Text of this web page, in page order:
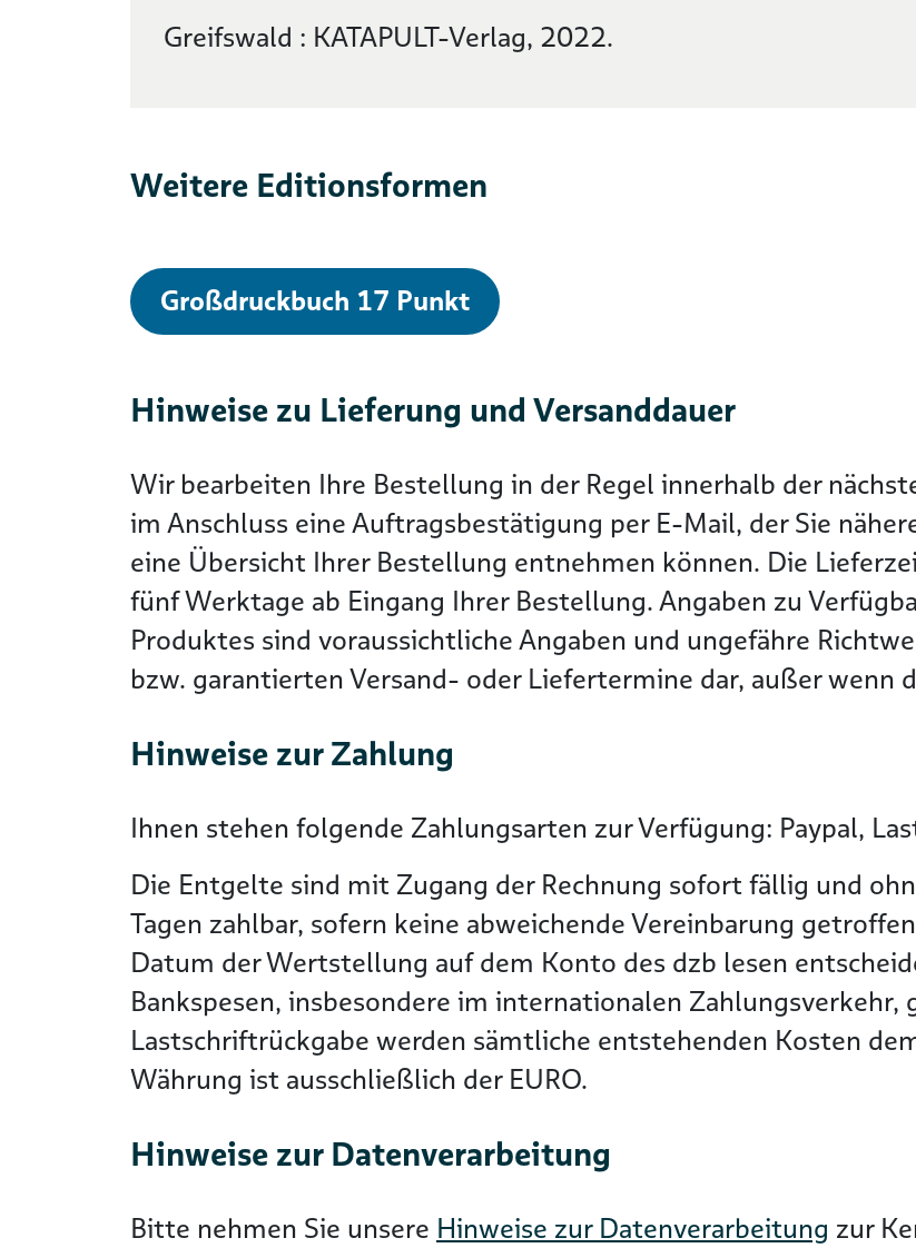
Greifswald : KATAPULT-Verlag, 2022.
Weitere Editionsformen
Großdruckbuch 17 Punkt
Hinweise zu Lieferung und Versanddauer
Wir bearbeiten Ihre Bestellung in der Regel innerhalb der
im Anschluss eine Auftragsbestätigung per E-Mail, der Sie
eine Übersicht Ihrer Bestellung entnehmen können. Die
fünf Werktage ab Eingang Ihrer Bestellung. Angaben zu
Produktes sind voraussichtliche Angaben und ungefähre
bzw. garantierten Versand- oder Liefertermine dar, außer wenn
Hinweise zur Zahlung
Ihnen stehen folgende Zahlungsarten zur Verfügung: Paypal,
Die Entgelte sind mit Zugang der Rechnung sofort fällig und
Tagen zahlbar, sofern keine abweichende Vereinbarung
Datum der Wertstellung auf dem Konto des dzb lesen
Bankspesen, insbesondere im internationalen Zahlungsverkehr,
Lastschriftrückgabe werden sämtliche entstehenden Kosten
Währung ist ausschließlich der EURO.
Hinweise zur Datenverarbeitung
Bitte nehmen Sie unsere Hinweise zur Datenverarbeitung zur